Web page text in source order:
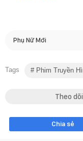
Phụ Nữ Mới
Tags Phim Truyền
Theo
Chia sẻ